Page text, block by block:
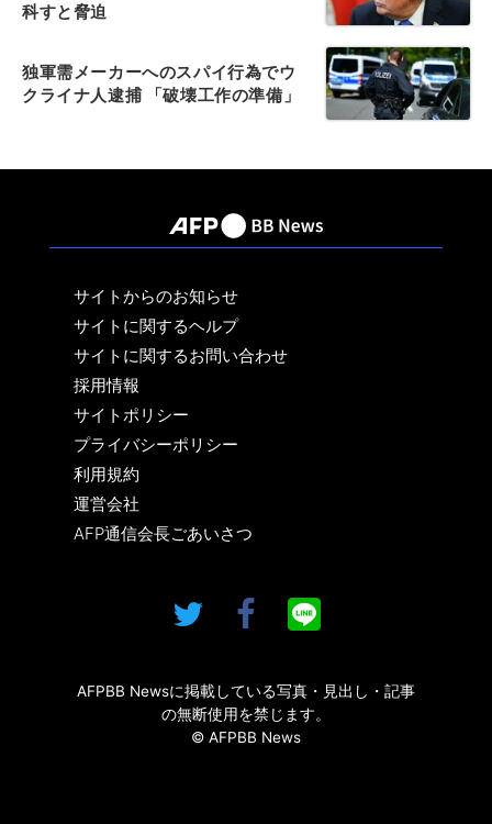
科すと脅迫
独軍需メーカーへのスパイ行為でウ
クライナ人逮捕 「破壊工作の準備」
サイトからのお知らせ
サイトに関するヘルプ
サイトに関するお問い合わせ
採用情報
サイトポリシー
プライバシーポリシー
利用規約
運営会社
AFP通信会長ごあいさつ
AFPBB Newsに掲載している写真・見出し・記事
の無断使用を禁じます。
© AFPBB News